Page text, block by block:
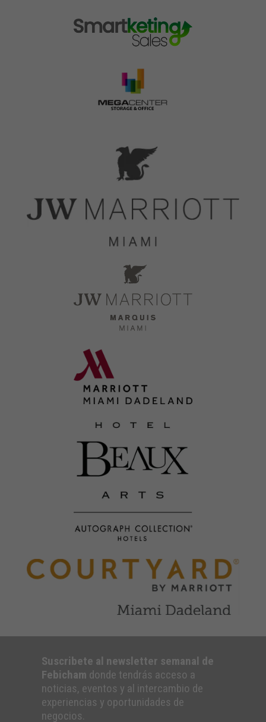
Suscribete al newsletter semanal de
Febicham donde tendrás acceso a
noticias, eventos y al intercambio de
experiencias y oportunidades de
negocios.